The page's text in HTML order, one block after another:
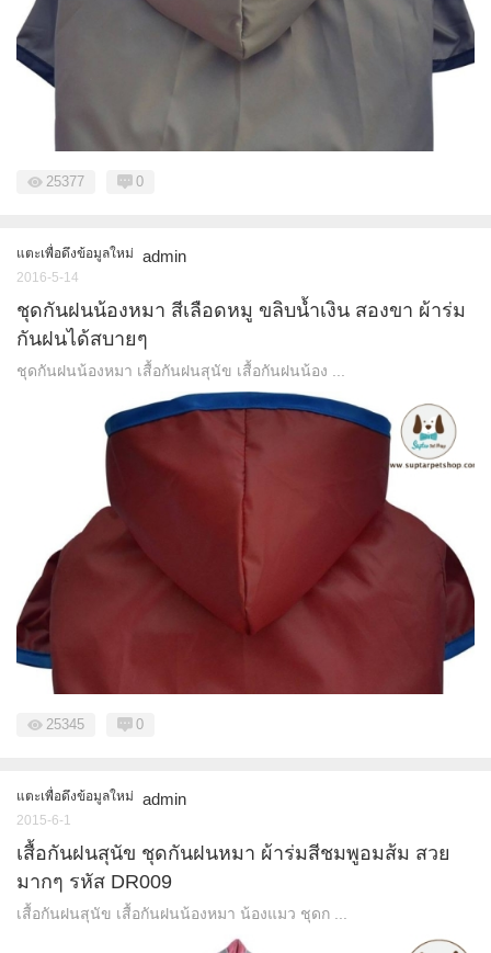
25377 0
แตะเพื่อดึงข้อมูลใหม่ admin
2016-5-14
ชุดกันฝนน้องหมา สีเลือดหมู ขลิบน้ำเงิน สองขา ผ้าร่ม
กันฝนได้สบายๆ
ชุดกันฝนน้องหมา เสื้อกันฝนสุนัข เสื้อกันฝนน้อง ...
25345 0
แตะเพื่อดึงข้อมูลใหม่ admin
2015-6-1
เสื้อกันฝนสุนัข ชุดกันฝนหมา ผ้าร่มสีชมพูอมส้ม สวย
มากๆ รหัส DR009
เสื้อกันฝนสุนัข เสื้อกันฝนน้องหมา น้องแมว ชุดก ...